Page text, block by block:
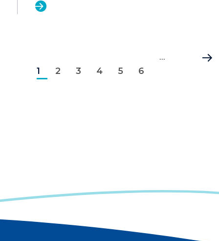
courante
1
2
3
4
5
Page
6
…
Dernière